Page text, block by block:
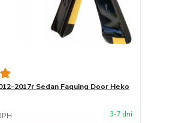
2017r Sedan Faquing Door Heko
3-7 dni